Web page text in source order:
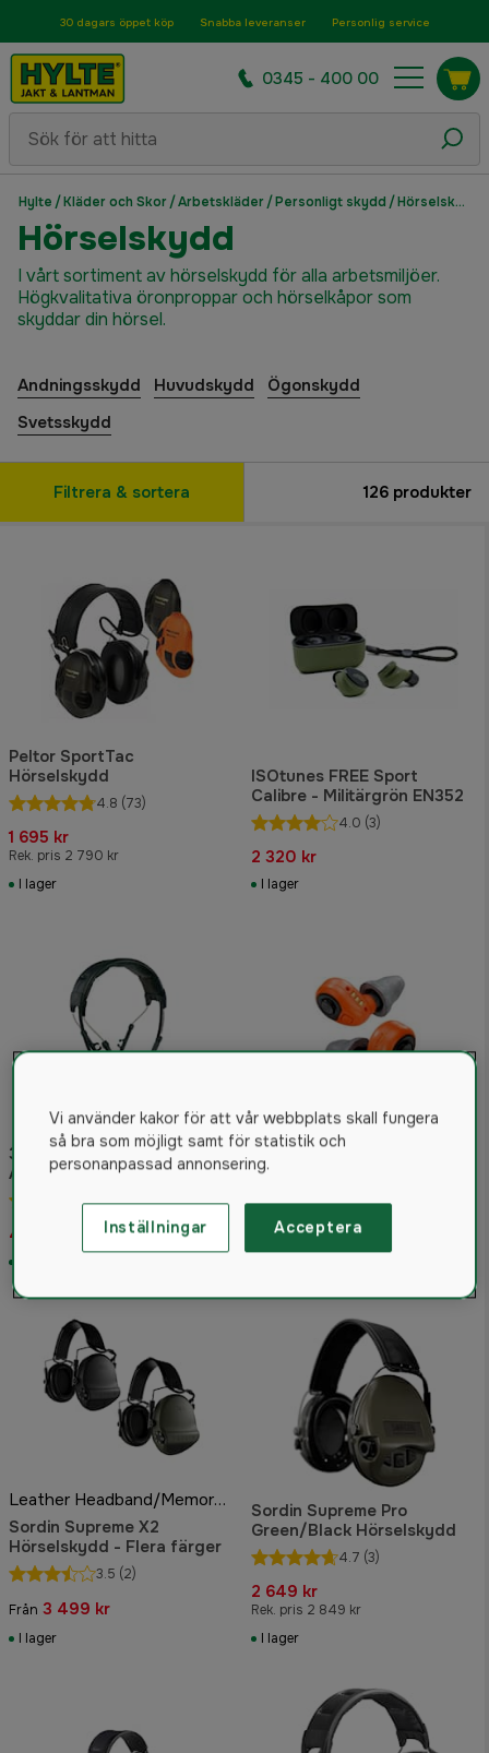
30 dagars öppet köp Snabba leveranser Personlig service
0345 - 400 00
Hylte /Kläder och Skor/Arbetskläder/Personligt skydd / Hörselskydd
Hörselskydd
I vårt sortiment av hörselskydd för alla arbetsmiljöer.
Högkvalitativa öronproppar och hörselkåpor som
skyddar din hörsel.
Andningsskydd Huvudskydd
Ögonskydd
Svetsskydd
Filtrera & sortera 126 produkter
Peltor SportTac
Hörselskydd
4.8 (73)
1 695 kr
Rek. pris 2 790 kr
I lager
ISOtunes FREE Sport
Calibre - Militärgrön EN352
4.0 (3)
2 320 kr
I lager
3M Peltor Hjässbygel till WS
ALERT XP / XPI
4.8(27)
487 kr
100EU OR
3 690 kr
Leather Headband/Memory Foam
Sordin Supreme X2
Hörselskydd - Flera färger
3.5 (2)
Från 3 499 kr
I lager
Sordin Supreme Pro
Green/Black Hörselskydd
4.7 (3)
2 649 kr
Rek. pris 2 849 kr
I lager
Vi använder kakor för att vår webbplats skall fungera
så bra som möjligt samt för statistik och
personanpassad annonsering.
Inställningar Acceptera